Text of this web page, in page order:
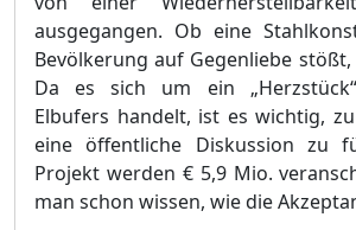
ausgegangen. Ob eine
Bevölkerung auf Gegenliebe
Da es sich um ein
Elbufers handelt, ist es wichtig,
eine öffentliche Diskussion zu
Projekt werden € 5,9 Mio.
man schon wissen, wie die